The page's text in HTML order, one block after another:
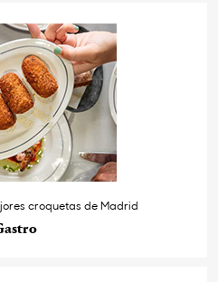
croquetas de Madrid